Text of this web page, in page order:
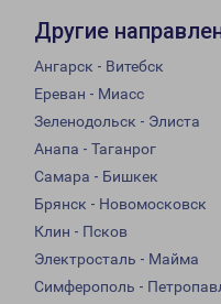
Другие
Ангарск - Витебск
Ереван - Миасс
Зеленодольск - Элиста
Анапа - Таганрог
Самара - Бишкек
Брянск - Новомосковск
Клин - Псков
Электросталь - Майма
Симферополь -